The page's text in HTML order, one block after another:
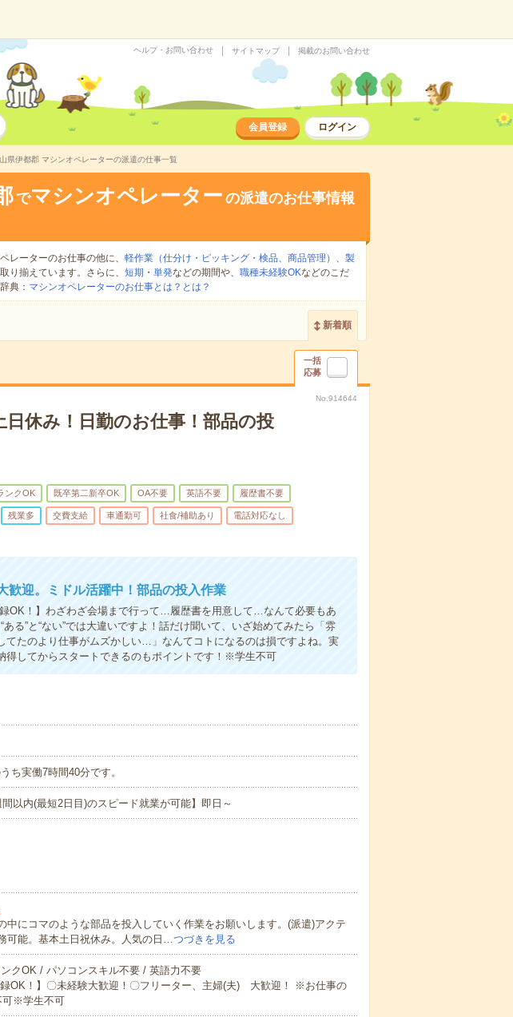
ヘルプ・お問い合わせ サイトマップ 掲載のお問い合わせ
会員登録 ログイン
県伊都郡 マシンオペレーターの派遣の仕事一覧
でマシンオペレーター の派遣のお仕事情報
レーターのお仕事の他に、 軽作業（仕分け・ピッキング・検品、商品管理） 、 製
り揃えています。さらに、 短期 ・ 単発などの期間や、 職種未経験OKなどのこだ
典： マシンオペレーターのお仕事とは？とは？
新着順
一括
応募
No.914644
日休み！日勤のお仕事！部品の投
ンクOK 既卒第二新卒OK OA不要 英語不要 履歴書不要
残業多 交費支給 車通勤可 社食/補助あり 電話対応なし
歓迎。ミドル活躍中！部品の投入作業
OK！】わざわざ会場まで行って…履歴書を用意して…なんて必要もあ
る”と“ない”では大違いですよ！話だけ聞いて、いざ始めてみたら「雰
たのより仕事がムズかしい…」なんてコトになるのは損ですよね。実
得してからスタートできるのもポイントです！※学生不可
ち実働7時間40分です。
以内(最短2日目)のスピード就業が可能】即日～
中にコマのような部品を投入していく作業をお願いします。(派遣)アクテ
可能。基本土日祝休み。人気の日…つづきを見る
クOK / パソコンスキル不要 / 英語力不要
録OK！】〇未経験大歓迎！〇フリーター、主婦(夫) 大歓迎！ ※お仕事の
可※学生不可